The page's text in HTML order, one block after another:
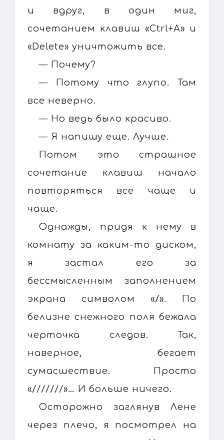
и вдруг, в один миг,
сочетанием клавиш «Ctrl+А» и
«Delete» уничтожить все.
— Почему?
— Потому что глупо. Там
все неверно.
— Но ведь было красиво.
— Я напишу еще. Лучше.
Потом это страшное
сочетание клавиш начало
повторяться все чаще и
чаще.
Однажды, придя к нему в
комнату за каким-то диском,
я застал его за
бессмысленным заполнением
экрана символом «/». По
белизне снежного поля бежала
черточка следов. Так,
наверное, бегает
сумасшествие. Просто
«///////»… И больше ничего.
Осторожно заглянув Лене
через плечо, я посмотрел на